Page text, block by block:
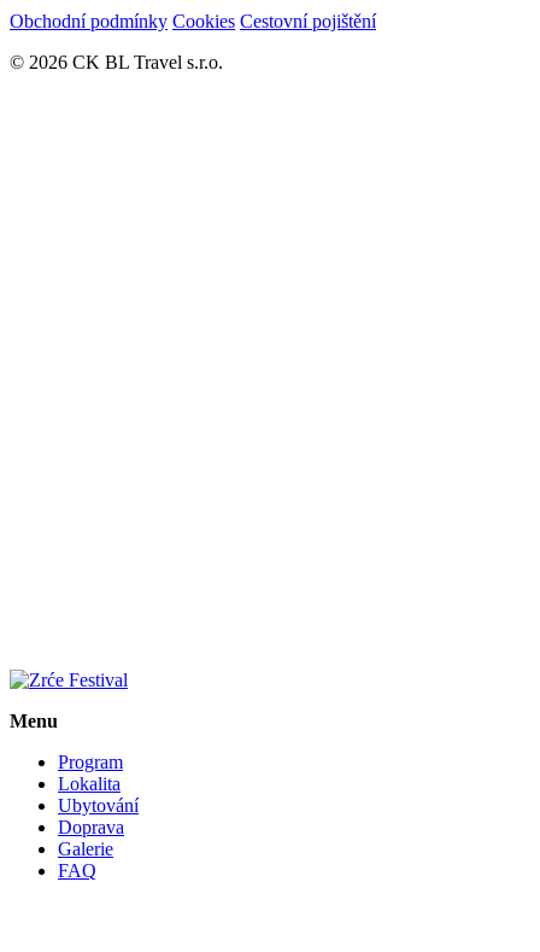
Obchodní podmínky Cookies Cestovní pojištění
© 2026 CK BL Travel s.r.o.
Menu
Program
Lokalita
Ubytování
Doprava
Galerie
FAQ